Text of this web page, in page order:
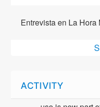
Entrevista en La Hora
ACTIVITY